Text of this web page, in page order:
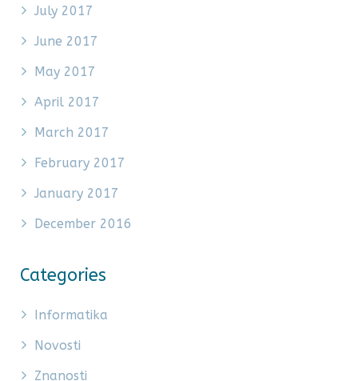
July 2017
June 2017
May 2017
April 2017
March 2017
February 2017
January 2017
December 2016
Categories
Informatika
Novosti
Znanosti